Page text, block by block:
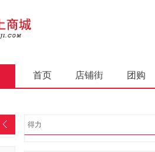
首页 店铺街 团购
屏风类
得力